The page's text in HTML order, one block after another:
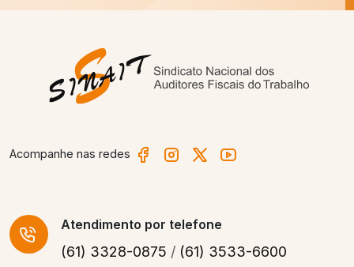
Acompanhe nas redes
Atendimento por telefone
(61) 3328-0875 / (61) 3533-6600